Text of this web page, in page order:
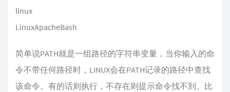
linux
LinuxApacheBash
简单说PATH就是一组路径的字符串变量，当你输入的命
令不带任何路径时，LINUX会在PATH记录的路径中查找
该命令。有的话则执行，不存在则提示命令找不到。比